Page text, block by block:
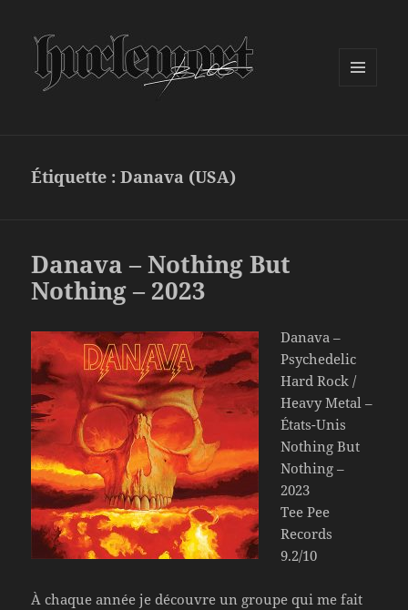
Étiquette :Danava (USA)
Danava – Nothing But
Nothing – 2023
Danava –
Psychedelic
Hard Rock /
Heavy Metal –
États-Unis
Nothing But
Nothing –
2023
Tee Pee
Records
9.2/10
À chaque année je découvre un groupe qui me fait